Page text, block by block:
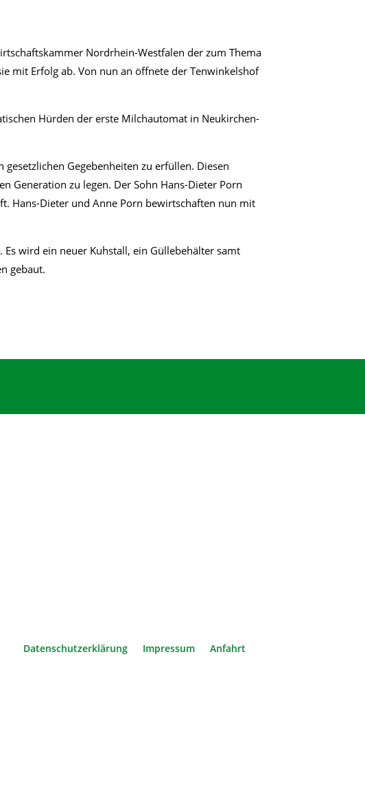
Nordrhein-Westfalen der zum Thema
mit Erfolg ab. Von nun an öffnete der Tenwinkelshof
Hürden der erste Milchautomat in Neukirchen-
Gegebenheiten zu erfüllen. Diesen
Generation zu legen. Der Sohn Hans-Dieter Porn
Hans-Dieter und Anne Porn bewirtschaften nun mit
wird ein neuer Kuhstall, ein Güllebehälter samt
gebaut.
Datenschutzerklärung Impressum Anfahrt